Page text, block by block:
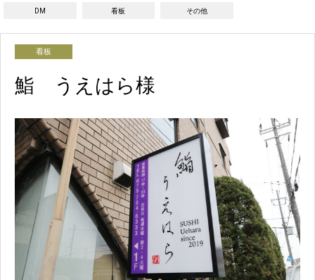
DM 看板 その他
看板
鮨 うえはら様